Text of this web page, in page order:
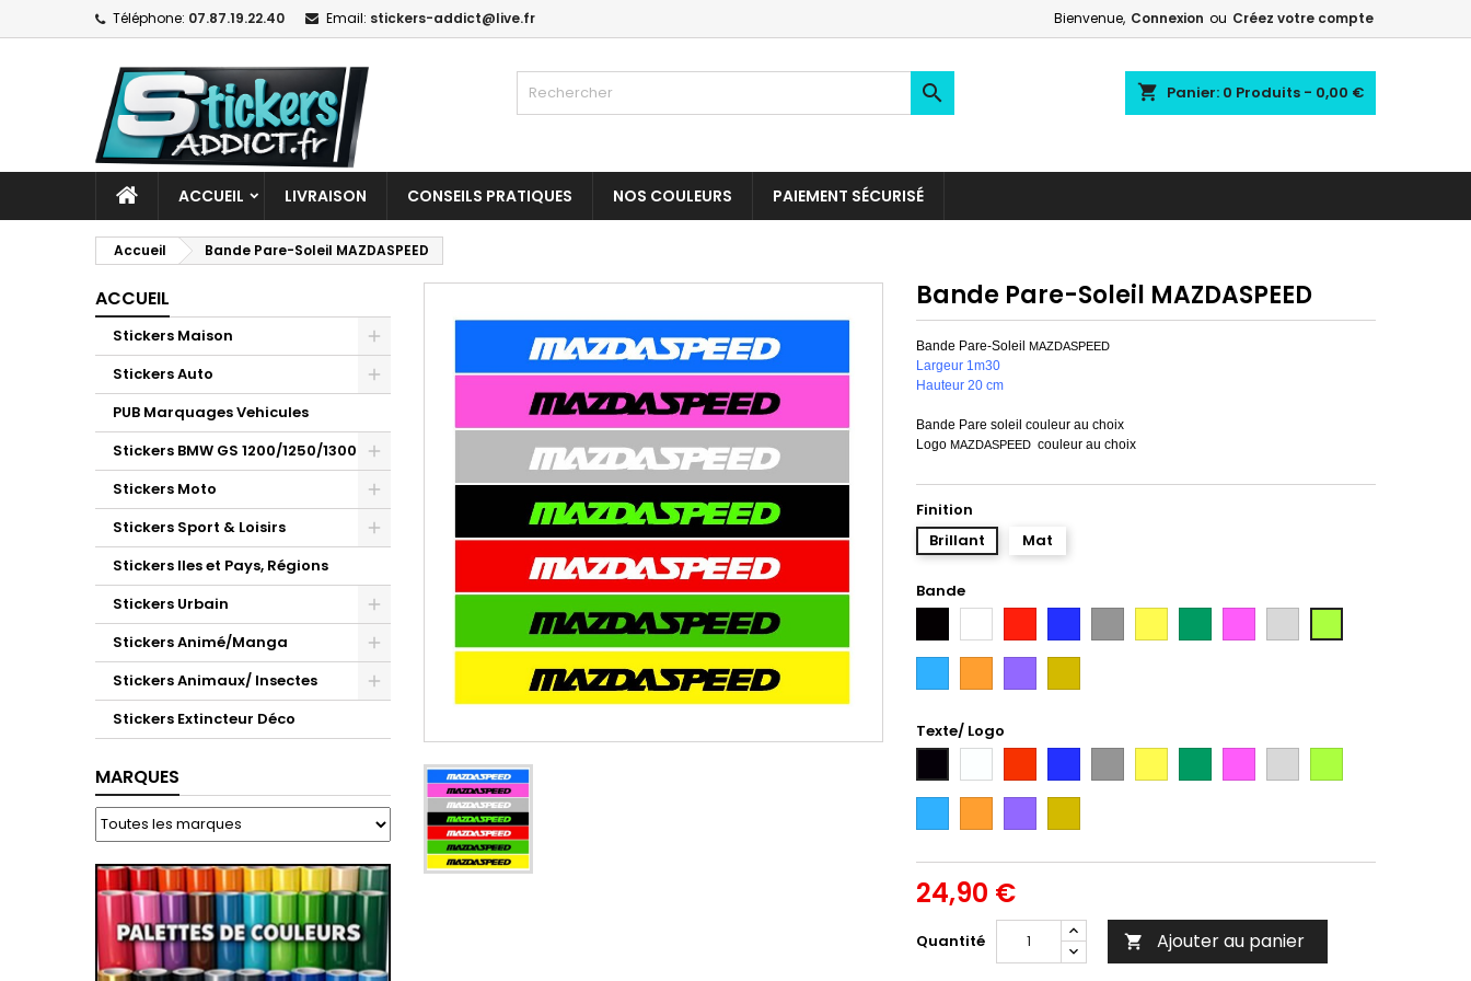
Téléphone: 07.87.19.22.40 Email: stickers-addict@live.fr Bienvenue, Connexion ou Créez votre compte
shopping_cart Panier: 0 Produits - 0,00 €

ACCUEIL LIVRAISON CONSEILS PRATIQUES NOS COULEURS PAIEMENT SÉCURISÉ
Accueil Bande Pare-Soleil MAZDASPEED
ACCUEIL
Stickers Maison
Stickers Auto
PUB Marquages Vehicules
Stickers BMW GS 1200/1250/1300
Stickers Moto
Stickers Sport & Loisirs
Stickers Iles et Pays, Régions
Stickers Urbain
Stickers Animé/Manga
Stickers Animaux/ Insectes
Stickers Extincteur Déco
MARQUES
Bande Pare-Soleil MAZDASPEED
Bande Pare-Soleil MAZDASPEED
Largeur 1m30
Hauteur 20 cm
Bande Pare soleil couleur au choix
Logo MAZDASPEED couleur au choix
Finition
Brillant
Mat
Bande
ArgentCitron
Intense
Texte/ Logo
ArgentCitron
Intense
24,90 €
Quantité  Ajouter au panier